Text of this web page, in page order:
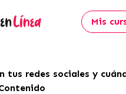
Mis
tus redes sociales y